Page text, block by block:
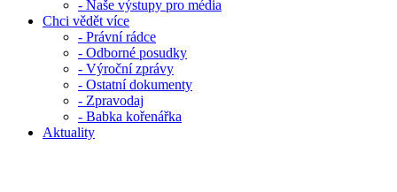
- Naše výstupy pro média
Chci vědět více
- Právní rádce
- Odborné posudky
- Výroční zprávy
- Ostatní dokumenty
- Zpravodaj
- Babka kořenářka
Aktuality